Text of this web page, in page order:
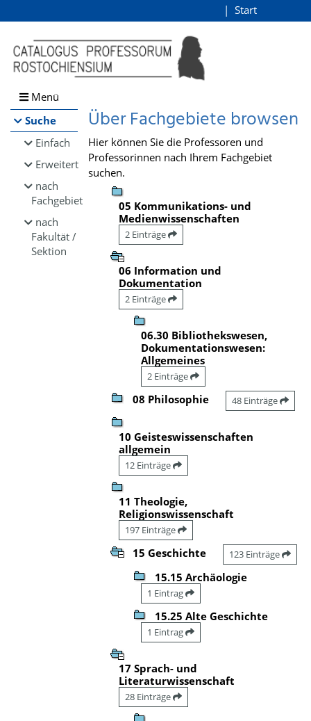
Browsen
direkt zum Inhalt
Start
Menü
Suche
Einfach
Erweitert
nach
Fachgebiet
nach
Fakultät /
Sektion
Über Fachgebiete browsen
Hier können Sie die Professoren und
Professorinnen nach Ihrem Fachgebiet
suchen.
05 Kommunikations- und
Medienwissenschaften
2 Einträge
06 Information und
Dokumentation
2 Einträge
06.30 Bibliothekswesen,
Dokumentationswesen:
Allgemeines
2 Einträge
08 Philosophie 48 Einträge
10 Geisteswissenschaften
allgemein
12 Einträge
11 Theologie,
Religionswissenschaft
197 Einträge
15 Geschichte 123 Einträge
15.15 Archäologie
1 Eintrag
15.25 Alte Geschichte
1 Eintrag
17 Sprach- und
Literaturwissenschaft
28 Einträge